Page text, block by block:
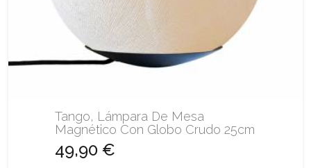
Tango, Lámpara De Mesa
Magnético Con Globo Crudo 25cm
49,90 €